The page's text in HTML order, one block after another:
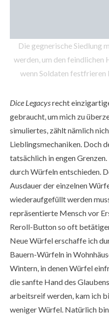
Die gegnerische Siedlung
werden, um den feindlichen
wenn Soldaten festfrieren
Dice Legacysrecht
gebraucht, um mich zu
simuliertes, zählt nämlich
Lieblingsmechaniken. Doch
tatsächlich in engen
durch Würfeln entschieden.
Ausdauer der einzelnen
wiederaufgefüllt werden
repräsentierte Mensch vor
Reroll-Button so oft
Neue Würfel erschaffe ich
Bauern-Würfeln in
Wintern, in denen Würfel
die sanfte Hand des
arbeitsreif werden, kam ich
weniger Würfel. Natürlich